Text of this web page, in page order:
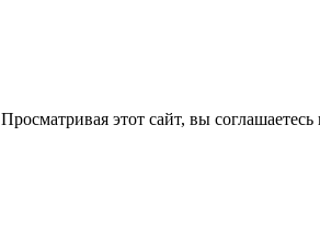
Просматривая этот сайт, вы